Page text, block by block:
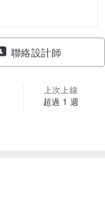
聯絡設計師
上次上線
超過 1 週